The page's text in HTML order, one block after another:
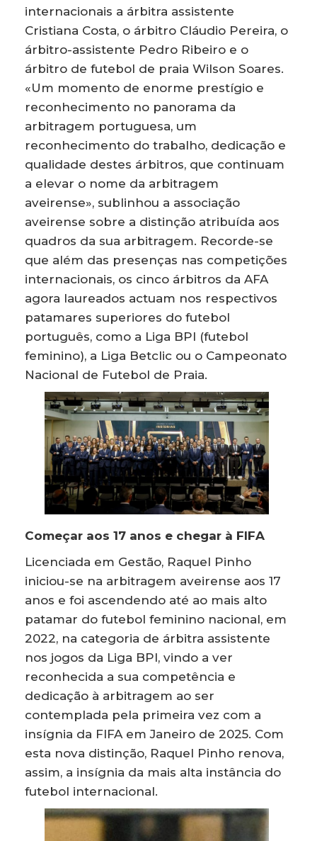
internacionais a árbitra assistente
Cristiana Costa, o árbitro Cláudio Pereira, o
árbitro-assistente Pedro Ribeiro e o
árbitro de futebol de praia Wilson Soares.
«Um momento de enorme prestígio e
reconhecimento no panorama da
arbitragem portuguesa, um
reconhecimento do trabalho, dedicação e
qualidade destes árbitros, que continuam
a elevar o nome da arbitragem
aveirense», sublinhou a associação
aveirense sobre a distinção atribuída aos
quadros da sua arbitragem. Recorde-se
que além das presenças nas competições
internacionais, os cinco árbitros da AFA
agora laureados actuam nos respectivos
patamares superiores do futebol
português, como a Liga BPI (futebol
feminino), a Liga Betclic ou o Campeonato
Nacional de Futebol de Praia.
Começar aos 17 anos e chegar à FIFA
Licenciada em Gestão, Raquel Pinho
iniciou-se na arbitragem aveirense aos 17
anos e foi ascendendo até ao mais alto
patamar do futebol feminino nacional, em
2022, na categoria de árbitra assistente
nos jogos da Liga BPI, vindo a ver
reconhecida a sua competência e
dedicação à arbitragem ao ser
contemplada pela primeira vez com a
insígnia da FIFA em Janeiro de 2025. Com
esta nova distinção, Raquel Pinho renova,
assim, a insígnia da mais alta instância do
futebol internacional.